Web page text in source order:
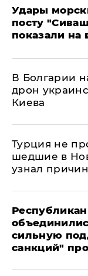
Удары
посту
показали на
В Болгарии
дрон
Киева
Турция не
шедшие в
узнал
сильную
санкций"